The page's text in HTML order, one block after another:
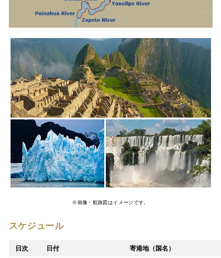
※画像・航路図はイメージです。
スケジュール
日次 日付 寄港地（国名）